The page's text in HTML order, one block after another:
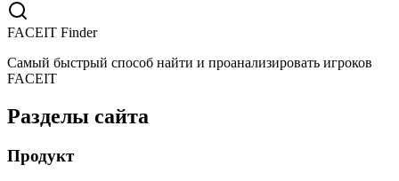
FACEIT Finder
Самый быстрый способ найти и проанализировать игроков
FACEIT
Разделы сайта
Продукт